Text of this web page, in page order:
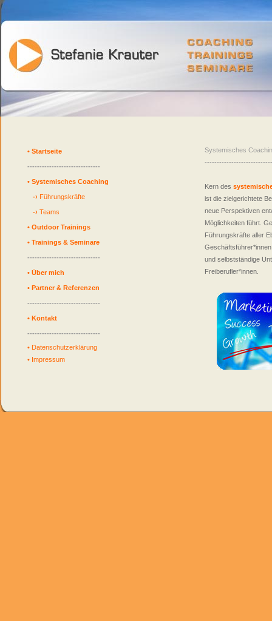
• Startseite
------------------------------
• Systemisches Coaching
-› Führungskräfte
-› Teams
• Outdoor Trainings
• Trainings & Seminare
------------------------------
• Über mich
• Partner & Referenzen
------------------------------
• Kontakt
------------------------------
• Datenschutzerklärung
• Impressum
Systemisches
Kern des
ist die zielgerichtete
neue Perspektiven
Möglichkeiten führt.
Führungskräfte aller
und selbstständige
Freiberufler*innen.